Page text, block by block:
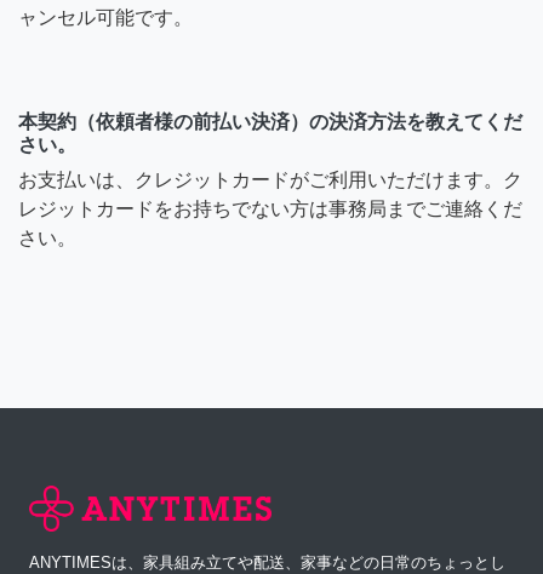
ャンセル可能です。
本契約（依頼者様の前払い決済）の決済方法を教えてくだ
さい。
お支払いは、クレジットカードがご利用いただけます。ク
レジットカードをお持ちでない方は事務局までご連絡くだ
さい。
ANYTIMESは、家具組み立てや配送、家事などの日常のちょっとし